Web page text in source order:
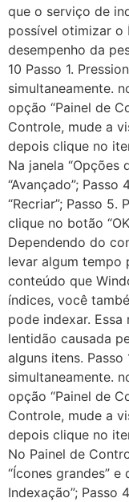
que o serviço de
possível otimizar o
desempenho da
10 Passo 1.
simultaneamente.
opção “Painel de
Controle, mude a
depois clique no
Na janela “Opções
“Avançado”;
“Recriar”; Passo
clique no botão
Dependendo do
levar algum tempo
conteúdo que
índices, você
pode indexar.
lentidão causada
alguns itens. Passo
simultaneamente.
opção “Painel de
Controle, mude a
depois clique no
No Painel de
“Ícones grandes”
Indexação”; Passo